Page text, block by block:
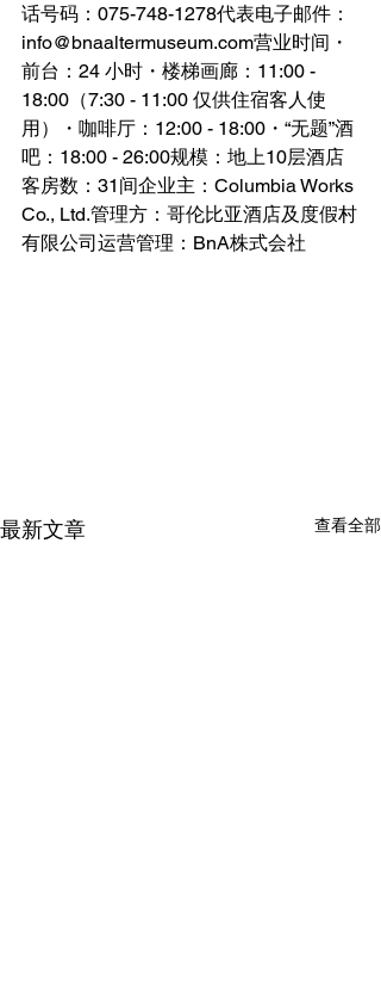
话号码：075-748-1278代表电子邮件：
info@bnaaltermuseum.com营业时间・
前台：24 小时・楼梯画廊：11:00 -
18:00（7:30 - 11:00 仅供住宿客人使
用）・咖啡厅：12:00 - 18:00・“无题”酒
吧：18:00 - 26:00规模：地上10层酒店
客房数：31间企业主：Columbia Works
Co., Ltd.管理方：哥伦比亚酒店及度假村
有限公司运营管理：BnA株式会社
最新文章 查看全部